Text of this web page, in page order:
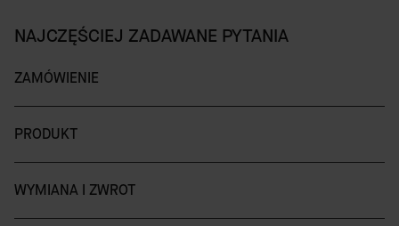
NAJCZĘŚCIEJ ZADAWANE PYTANIA
ZAMÓWIENIE
PRODUKT
WYMIANA I ZWROT